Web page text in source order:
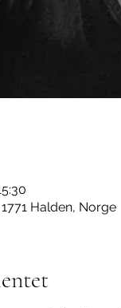
Halden, Norge